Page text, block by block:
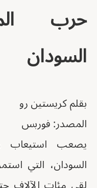
حرب
السودان
بقلم كريستين رو
المصدر: فوربس
يصعب استيعاب
السودان، التي